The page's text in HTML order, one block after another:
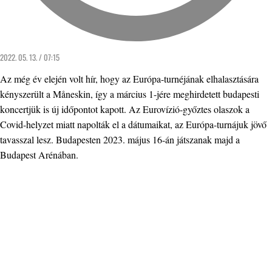
2022. 05. 13. / 07:15
Az még év elején volt hír, hogy az Európa-turnéjának elhalasztására
kényszerült a Måneskin, így a március 1-jére meghirdetett budapesti
koncertjük is új időpontot kapott. Az Eurovízió-győztes olaszok a
Covid-helyzet miatt napolták el a dátumaikat, az Európa-turnájuk jövő
tavasszal lesz. Budapesten 2023. május 16-án játszanak majd a
Budapest Arénában.